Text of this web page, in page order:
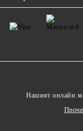
Нашият онлайн